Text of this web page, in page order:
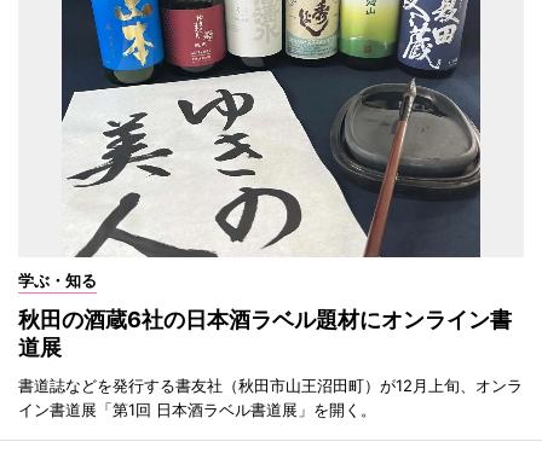
学ぶ・知る
秋田の酒蔵6社の日本酒ラベル題材にオンライン書
道展
書道誌などを発行する書友社（秋田市山王沼田町）が12月上旬、オンラ
イン書道展「第1回 日本酒ラベル書道展」を開く。